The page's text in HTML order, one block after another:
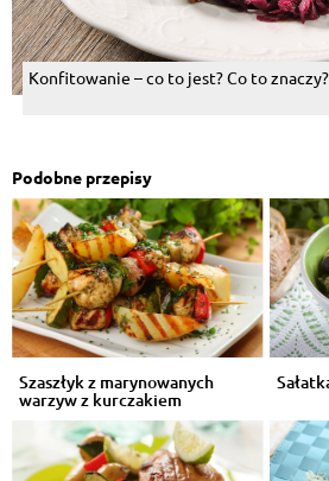
Konfitowanie – co to jest? Co to znaczy?
Podobne przepisy
Szaszłyk z marynowanych
warzyw z kurczakiem